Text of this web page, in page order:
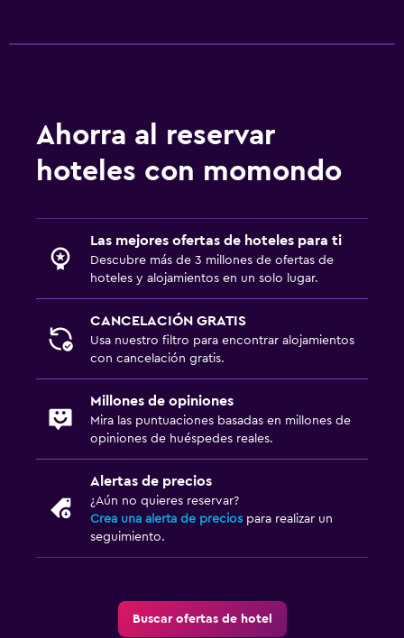
Ahorra al reservar
hoteles con momondo
Las mejores ofertas de hoteles para ti
Descubre más de 3 millones de ofertas de
hoteles y alojamientos en un solo lugar.
CANCELACIÓN GRATIS
Usa nuestro filtro para encontrar alojamientos
con cancelación gratis.
Millones de opiniones
Mira las puntuaciones basadas en millones de
opiniones de huéspedes reales.
Alertas de precios
¿Aún no quieres reservar?
Crea una alerta de precios para realizar un
seguimiento.
Buscar ofertas de hotel